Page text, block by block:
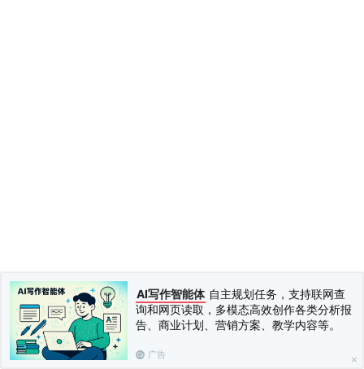
AI写作智能体 自主规划任务，支持联网查
询和网页读取，多模态高效创作各类分析报
告、商业计划、营销方案、教学内容等。
广告